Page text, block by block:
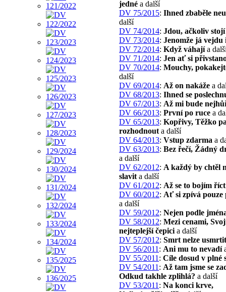
jedné a další
DV 75/2015: Ihned zbaběle
další
DV 74/2014: Jdou, ačkoliv stojí
DV 73/2014: Jenomže já vejdu
DV 72/2014: Když váhajía
DV 71/2014: Jen ať si
DV 70/2014: Mouchy,
další
DV 69/2014: Až on nakáže a
DV 68/2013: Ihned se
DV 67/2013: Až mi bude
DV 66/2013: První po ruce a
DV 65/2013: Kopřivy, Těžko
rozhodnout a další
DV 64/2013: Vstup zdarma a
DV 63/2013: Bez řečí, Žádný
a další
DV 62/2012: A každý by chtěl
slavit a další
DV 61/2012: Až se to bojím říct
DV 60/2012: Ať si zpívá pouze
a další
DV 59/2012: Nejen podle
DV 58/2012: Mezi cenami,
nejteplejší čepici a další
DV 57/2012: Smrt nelze usmrtit
DV 56/2011 : Ani mu to nevadí
DV 55/2011 : Cíle dosud v plné
DV 54/2011 : Až tam jsme se
Odkud takhle zplihlá? a další
DV 53/2011 : Na konci krve,